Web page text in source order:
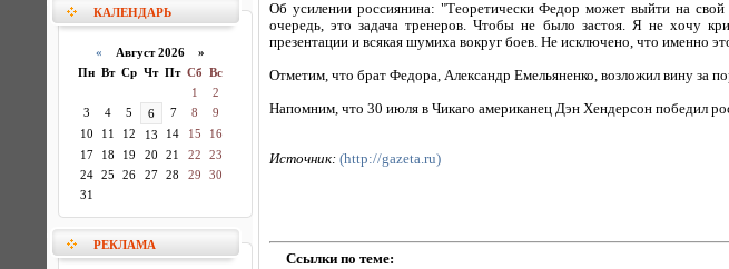
КАЛЕНДАРЬ
« Август 2026 »
Пн Вт Ср Чт Пт Сб Вс
1
2
3
4 5 6 7 8
9
10
11 12 13 14 15
16
17
18 19 20 21 22
23
24
25 26 27 28 29
30
31
РЕКЛАМА
Об усилении россиянина: "Теоретически Федор может выйти на
очередь, это задача тренеров. Чтобы не было застоя. Я не хочу
презентации и всякая шумиха вокруг боев. Не исключено, что именно
Отметим, что брат Федора, Александр Емельяненко, возложил вину за
Напомним, что 30 июля в Чикаго американец Дэн Хендерсон победил
Источник: (http://gazeta.ru)
Ссылки по теме: